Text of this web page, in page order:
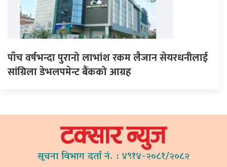
पाँच वर्षभन्दा पुरानो लाभांश रकम लैजान सेयरधनीलाई
सांग्रिला डेभलपमेन्ट बैंकको आग्रह
सूचना विभाग दर्ता नं. : ४९१४-२०८१/२०८२